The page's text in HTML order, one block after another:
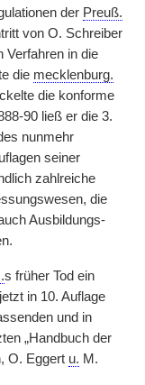
der Preuß.
von O. Schreiber
Verfahren in die
die mecklenburg.
die konforme
90 ließ er die 3.
nunmehr
seiner
zahlreiche
die
Ausbildungs-
s früher Tod ein
in 10. Auflage
und in
„Handbuch der
O. Eggert u. M.